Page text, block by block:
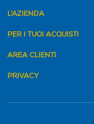
L'AZIENDA
PER I TUOI ACQUISTI
AREA CLIENTI
PRIVACY